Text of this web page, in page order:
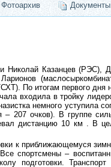
Фотоархив Документы
Николай Казанцев
По итогам первого дня
входила в тройку
немного уступила
– 207 очков). В группе
дистанцию 10 км . В
к приближающемуся
спортсмены –
подготовки.